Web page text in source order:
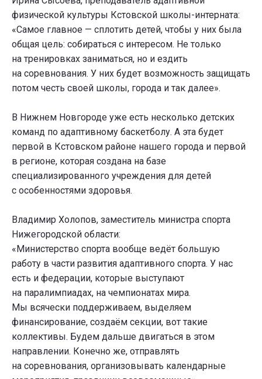
физической культуры Кстовской школы-интерната:
«Самое главное — сплотить детей, чтобы у них была
общая цель: собираться с интересом. Не только
на тренировках заниматься, но и ездить
на соревнования. У них будет возможность защищать
потом честь своей школы, города и так далее».
В Нижнем Новгороде уже есть несколько детских
команд по адаптивному баскетболу. А эта будет
первой в Кстовском районе нашего города и первой
в регионе, которая создана на базе
специализированного учреждения для детей
с особенностями здоровья.
Владимир Холопов, заместитель министра спорта
Нижегородской области:
«Министерство спорта вообще ведёт большую
работу в части развития адаптивного спорта. У нас
есть и федерации, которые выступают
на паралимпиадах, на чемпионатах мира.
Мы всячески поддерживаем, выделяем
финансирование, создаём секции, вот такие
коллективы. Будем дальше двигаться в этом
направлении. Конечно же, отправлять
на соревнования, организовывать календарные